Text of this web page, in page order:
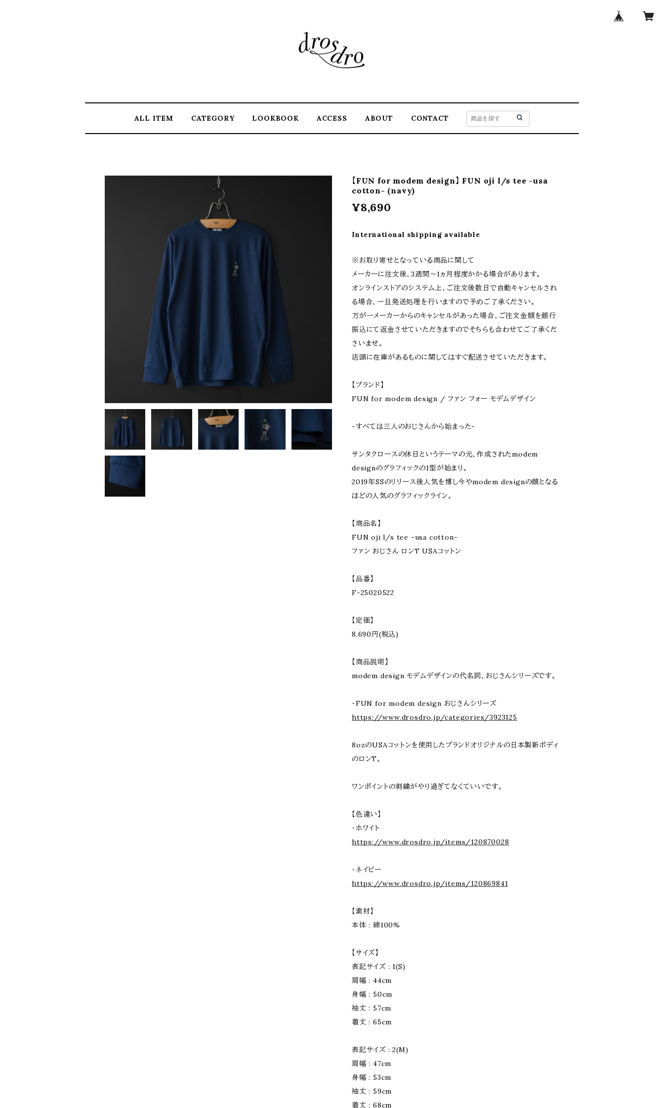
ALL ITEM CATEGORY LOOKBOOK ACCESS ABOUT CONTACT
【FUN for modem design】 FUN oji l/s tee -usa
cotton- (navy)
¥8,690
International shipping available
※お取り寄せとなっている商品に関して
メーカーに注文後、3週間〜1ヵ月程度かかる場合があります。
オンラインストアのシステム上、ご注文後数日で自動キャンセルされ
る場合、一旦発送処理を行いますので予めご了承ください。
万が一メーカーからのキャンセルがあった場合、ご注文金額を銀行
振込にて返金させていただきますのでそちらも合わせてご了承くだ
さいませ。
店頭に在庫があるものに関してはすぐ配送させていただきます。
【ブランド】
FUN for modem design / ファン フォー モデムデザイン
-すべては三人のおじさんから始まった-
サンタクロースの休日というテーマの元、作成されたmodem
designのグラフィックの1型が始まり。
2019年SSのリリース後人気を博し今やmodem designの顔となる
ほどの人気のグラフィックライン。
【商品名】
FUN oji l/s tee -usa cotton-
ファン おじさん ロンT USAコットン
【品番】
F-25020522
【定価】
8,690円(税込)
【商品説明】
modem design モデムデザインの代名詞、おじさんシリーズです。
・FUN for modem design おじさんシリーズ
https://www.drosdro.jp/categories/3923125
8ozのUSAコットンを使用したブランドオリジナルの日本製新ボディ
のロンT。
ワンポイントの刺繍がやり過ぎてなくていいです。
【色違い】
・ホワイト
https://www.drosdro.jp/items/120870028
・ネイビー
https://www.drosdro.jp/items/120869841
【素材】
本体 : 綿100%
【サイズ】
表記サイズ : 1(S)
肩幅 : 44cm
身幅 : 50cm
袖丈 : 57cm
着丈 : 65cm
表記サイズ : 2(M)
肩幅 : 47cm
身幅 : 53cm
袖丈 : 59cm
着丈 : 68cm